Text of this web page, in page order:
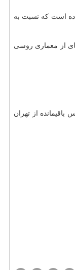
داده است كه نسبت به
از معماری روسی
از درباریان بود كه با حكم پادشاه قاجار بعنوان شهردار تهران برگزیده شد. امروز از دستنوشته های وی و ۵۴ قطعه عكس باقیمانده از تهران